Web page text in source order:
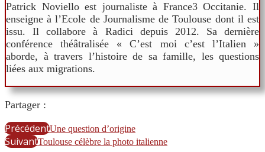
Patrick Noviello est journaliste à France3 Occitanie. Il
enseigne à l’Ecole de Journalisme de Toulouse dont il est
issu. Il collabore à Radici depuis 2012. Sa dernière
conférence théâtralisée « C’est moi c’est l’Italien »
aborde, à travers l’histoire de sa famille, les questions
liées aux migrations.
Partager :
PrécédentUne question d’origine
SuivantToulouse célèbre la photo italienne